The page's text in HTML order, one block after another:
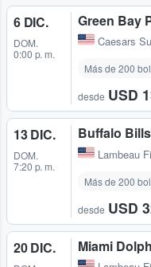
6 DIC.
DOM.
0:00 p. m.
Green Bay
Caesars
Más de 200
desde USD
13 DIC.
DOM.
7:20 p. m.
Buffalo
Lambeau
Más de 200
desde USD
20 DIC. Miami